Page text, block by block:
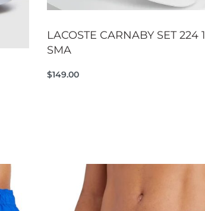
LACOSTE CARNABY SET 224 1
SMA
$149.00